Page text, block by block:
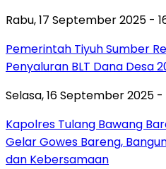
Rabu, 17 September 2025 -
Pemerintah Tiyuh Sumber
Penyaluran BLT Dana Desa
Selasa, 16 September 2025 -
Kapolres Tulang Bawang
Gelar Gowes Bareng,
dan Kebersamaan